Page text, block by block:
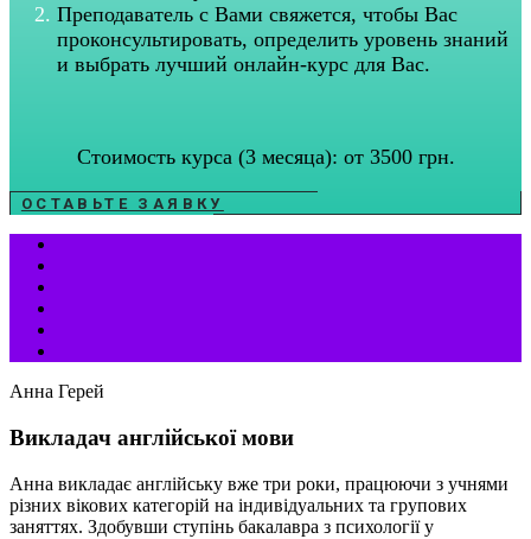
Преподаватель с Вами свяжется, чтобы Вас
проконсультировать, определить уровень знаний
и выбрать лучший онлайн-курс для Вас.
Стоимость курса (3 месяца): от 3500 грн.
ОСТАВЬТЕ ЗАЯВКУ
Анна Герей
Викладач англійської мови
Анна викладає англійську вже три роки, працюючи з учнями
різних вікових категорій на індивідуальних та групових
заняттях. Здобувши ступінь бакалавра з психології у